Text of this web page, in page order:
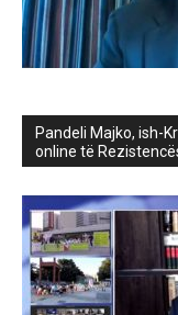
Pandeli Majko, ish-
online të